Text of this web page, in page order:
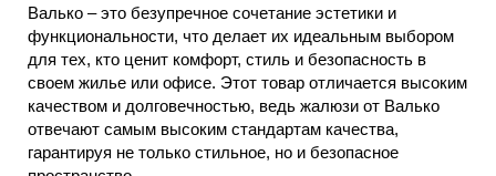
Валько – это безупречное сочетание эстетики и
функциональности, что делает их идеальным выбором
для тех, кто ценит комфорт, стиль и безопасность в
своем жилье или офисе. Этот товар отличается высоким
качеством и долговечностью, ведь жалюзи от Валько
отвечают самым высоким стандартам качества,
гарантируя не только стильное, но и безопасное